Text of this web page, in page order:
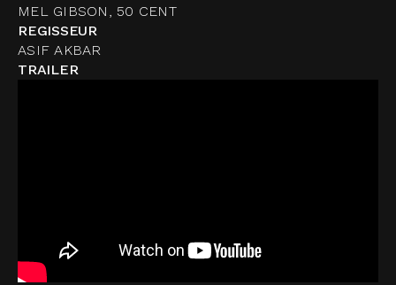
MEL GIBSON, 50 CENT
REGISSEUR
ASIF AKBAR
TRAILER